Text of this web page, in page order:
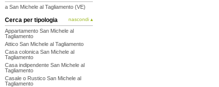
a San Michele al Tagliamento (VE)
Cerca per tipologia nascondi ▴
Appartamento San Michele al
Tagliamento
Attico San Michele al Tagliamento
Casa colonica San Michele al
Tagliamento
Casa indipendente San Michele al
Tagliamento
Casale o Rustico San Michele al
Tagliamento